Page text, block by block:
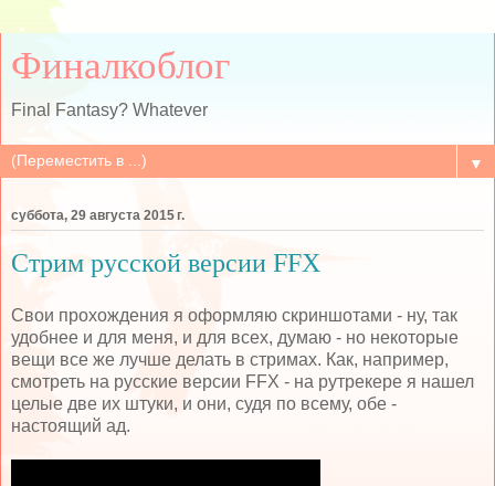
Финалкоблог
Final Fantasy? Whatever
▼
суббота, 29 августа 2015 г.
Стрим русской версии FFX
Свои прохождения я оформляю скриншотами - ну, так
удобнее и для меня, и для всех, думаю - но некоторые
вещи все же лучше делать в стримах. Как, например,
смотреть на русские версии FFX - на рутрекере я нашел
целые две их штуки, и они, судя по всему, обе -
настоящий ад.